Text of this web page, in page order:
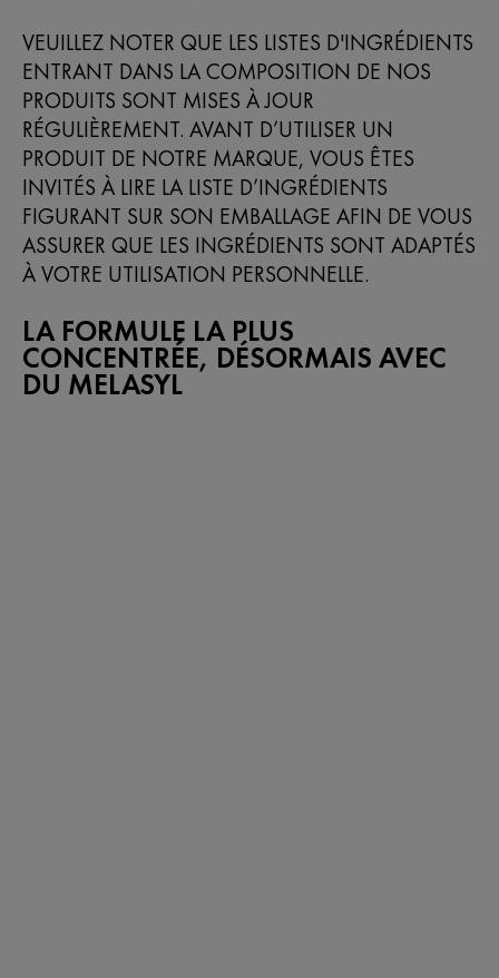
VEUILLEZ NOTER QUE LES LISTES D'INGRÉDIENTS
ENTRANT DANS LA COMPOSITION DE NOS
PRODUITS SONT MISES À JOUR
RÉGULIÈREMENT. AVANT D’UTILISER UN
PRODUIT DE NOTRE MARQUE, VOUS ÊTES
INVITÉS À LIRE LA LISTE D’INGRÉDIENTS
FIGURANT SUR SON EMBALLAGE AFIN DE VOUS
ASSURER QUE LES INGRÉDIENTS SONT ADAPTÉS
À VOTRE UTILISATION PERSONNELLE.
LA FORMULE LA PLUS
CONCENTRÉE, DÉSORMAIS AVEC
DU MELASYL